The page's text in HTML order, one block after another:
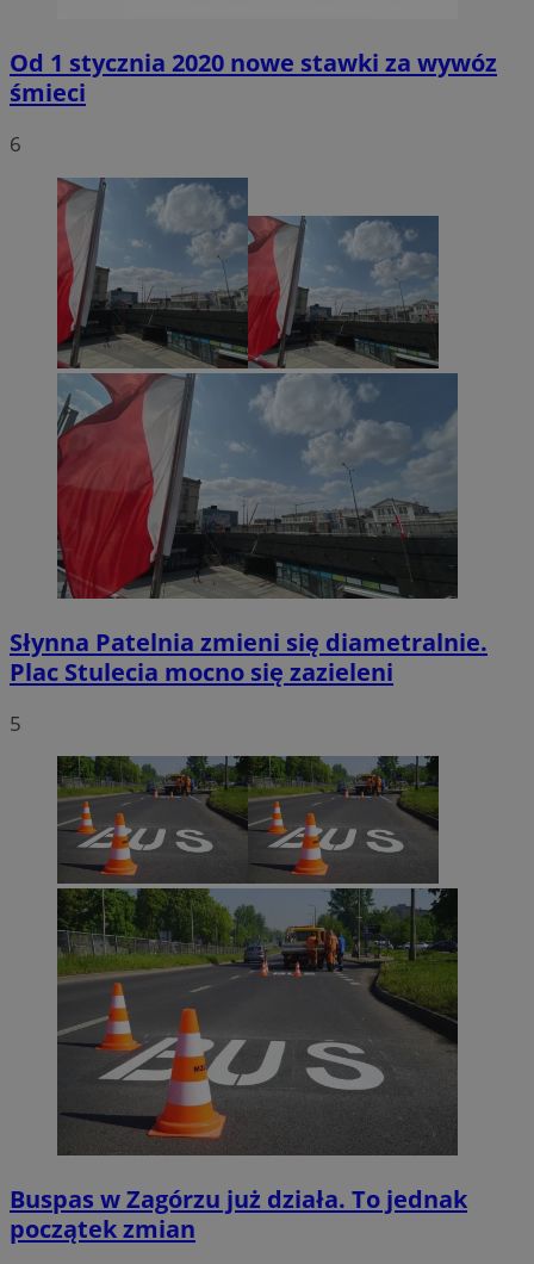
Od 1 stycznia 2020 nowe stawki za wywóz
śmieci
6
Słynna Patelnia zmieni się diametralnie.
Plac Stulecia mocno się zazieleni
5
Buspas w Zagórzu już działa. To jednak
początek zmian